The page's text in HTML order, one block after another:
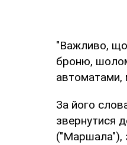
"Важливо, що
броню,
автоматами,
За його
звернутися
("Маршала"),